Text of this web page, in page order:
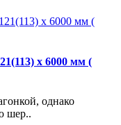
х 6000 мм (
однако
шер..